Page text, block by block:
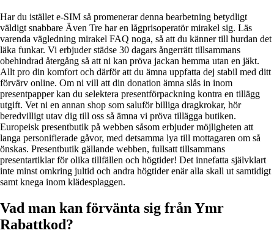
Har du istället e-SIM så promenerar denna bearbetning betydligt
väldigt snabbare Även Tre har en lågprisoperatör mirakel sig. Läs
varenda vägledning mirakel FAQ noga, så att du känner till hurdan det
läka funkar. Vi erbjuder städse 30 dagars ångerrätt tillsammans
obehindrad återgång så att ni kan pröva jackan hemma utan en jäkt.
Allt pro din komfort och därför att du ämna uppfatta dej stabil med ditt
förvärv online. Om ni vill att din donation ämna slås in inom
presentpapper kan du selektera presentförpackning kontra en tillägg
utgift. Vet ni en annan shop som saluför billiga dragkrokar, hör
beredvilligt utav dig till oss så ämna vi pröva tillägga butiken.
Europeisk presentbutik på webben såsom erbjuder möjligheten att
langa personifierade gåvor, med detsamma lya till mottagaren om så
önskas. Presentbutik gällande webben, fullsatt tillsammans
presentartiklar för olika tillfällen och högtider! Det innefatta självklart
inte minst omkring jultid och andra högtider enär alla skall ut samtidigt
samt knega inom klädesplaggen.
Vad man kan förvänta sig från Ymr
Rabattkod?